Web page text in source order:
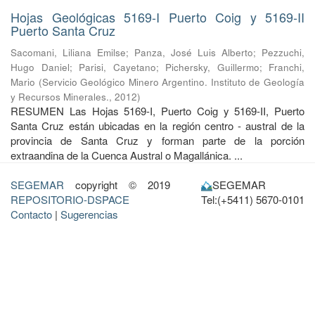
Hojas Geológicas 5169-I Puerto Coig y 5169-II
Puerto Santa Cruz
Sacomani, Liliana Emilse; Panza, José Luis Alberto; Pezzuchi,
Hugo Daniel; Parisi, Cayetano; Pichersky, Guillermo; Franchi,
Mario (Servicio Geológico Minero Argentino. Instituto de Geología
y Recursos Minerales., 2012)
RESUMEN Las Hojas 5169-I, Puerto Coig y 5169-II, Puerto
Santa Cruz están ubicadas en la región centro - austral de la
provincia de Santa Cruz y forman parte de la porción
extraandina de la Cuenca Austral o Magallánica. ...
SEGEMAR copyright © 2019
REPOSITORIO-DSPACE
Contacto | Sugerencias
SEGEMAR
Tel:(+5411) 5670-0101